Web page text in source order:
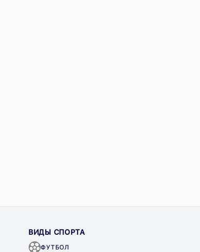
ВИДЫ СПОРТА
ФУТБОЛ